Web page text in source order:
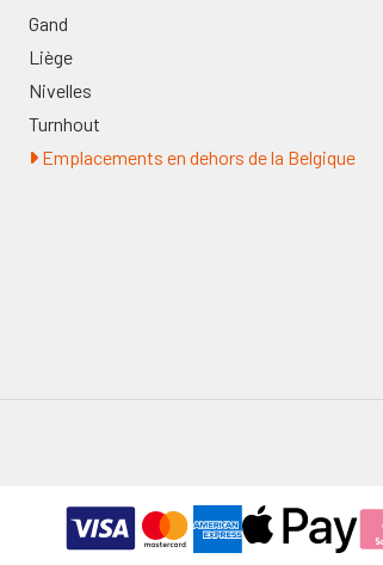
Gand
Liège
Nivelles
Turnhout
Emplacements en dehors de la Belgique